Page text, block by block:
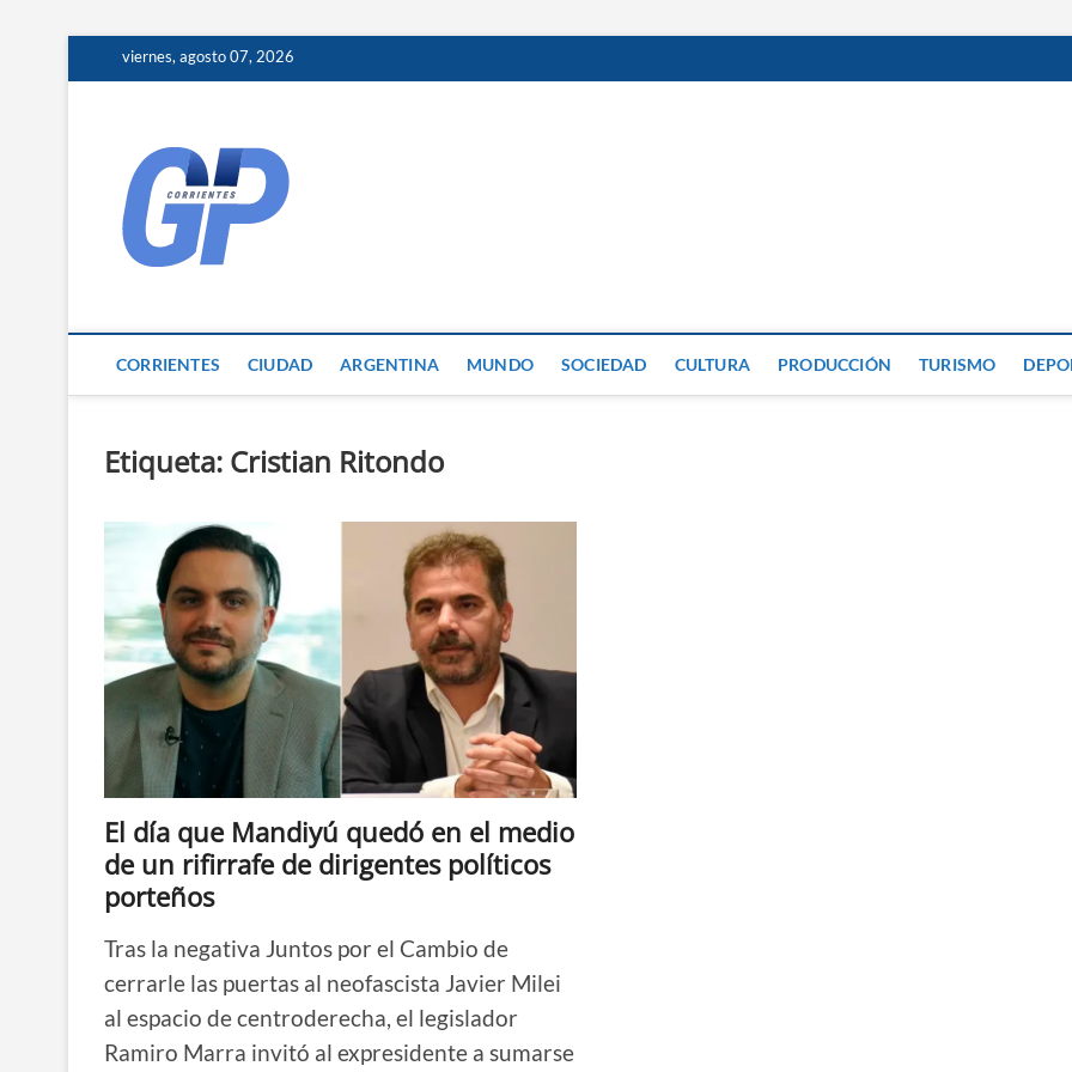
viernes, agosto 07, 2026
CORRIENTES CIUDAD ARGENTINA MUNDO SOCIEDAD CULTURA PRODUCCIÓN TURISMO
Etiqueta: Cristian Ritondo
El día que Mandiyú quedó en el medio
de un rifirrafe de dirigentes políticos
porteños
Tras la negativa Juntos por el Cambio de
cerrarle las puertas al neofascista Javier Milei
al espacio de centroderecha, el legislador
Ramiro Marra invitó al expresidente a sumarse